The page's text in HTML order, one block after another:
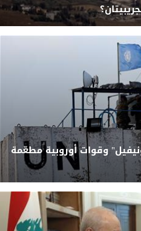
وقوات أوروبية مطعّمة